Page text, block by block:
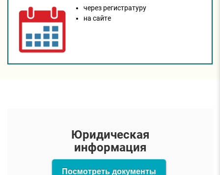
через регистратуру
на сайтe
Юридическая
информация
Посмотреть документы